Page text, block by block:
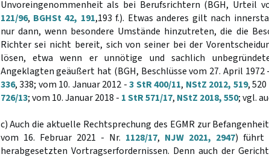
Unvoreingenommenheit als bei Berufsrichtern (BGH, Urteil
121/96, BGHSt 42, 191,193 f.). Etwas anderes gilt nach
nur dann, wenn besondere Umstände hinzutreten, die die
Richter sei nicht bereit, sich von seiner bei der
lösen, etwa wenn er unnötige und sachlich
Angeklagten geäußert hat (BGH, Beschlüsse vom 27. April 1972 -
336, 338; vom 10. Januar 2012 -3 StR 400/11, NStZ 2012, 519,
726/13; vom 10. Januar 2018 - 1 StR 571/17, NStZ 2018, 550; vgl.
c) Auch die aktuelle Rechtsprechung des EGMR zur
vom 16. Februar 2021 - Nr. 1128/17, NJW 2021, 2947) führt
herabgesetzten Vortragserfordernissen. Denn auch der